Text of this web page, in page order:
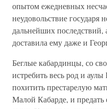
опытом ежедневных
неудовольствие государя
дальнейших последствий,
доставила ему даже и
Беглые кабардинцы, со
истребить весь род и
похитить престарелую
Малой Кабарде, и